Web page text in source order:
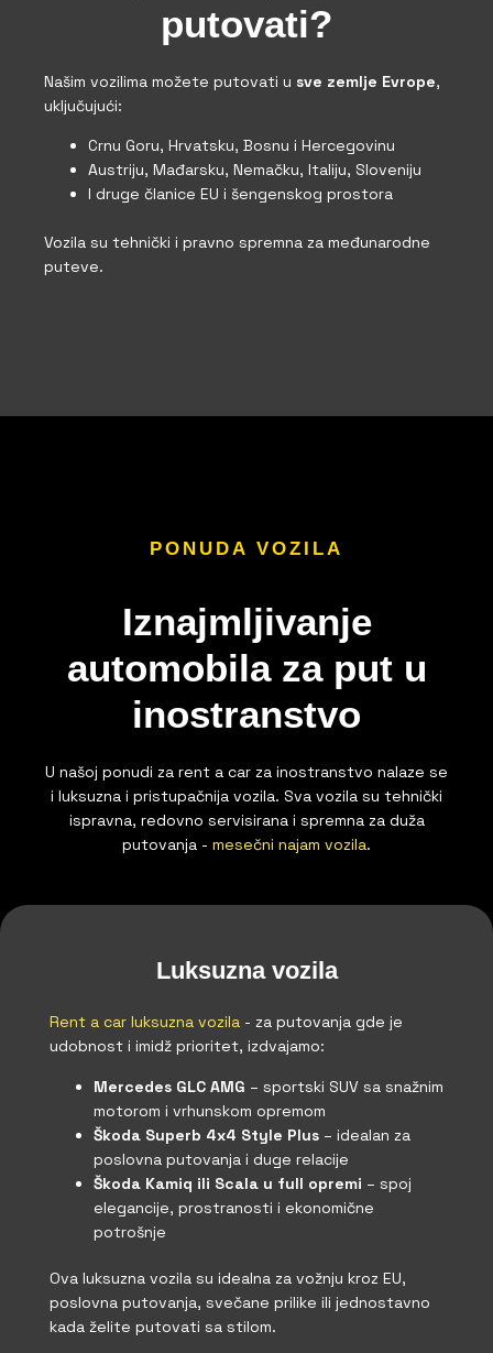
putovati?
Našim vozilima možete putovati u sve zemlje Evrope,
uključujući:
Crnu Goru, Hrvatsku, Bosnu i Hercegovinu
Austriju, Mađarsku, Nemačku, Italiju, Sloveniju
I druge članice EU i šengenskog prostora
Vozila su tehnički i pravno spremna za međunarodne
puteve.
PONUDA VOZILA
Iznajmljivanje
automobila za put u
inostranstvo
U našoj ponudi za rent a car za inostranstvo nalaze se
i luksuzna i pristupačnija vozila. Sva vozila su tehnički
ispravna, redovno servisirana i spremna za duža
putovanja - mesečni najam vozila.
Luksuzna vozila
Rent a car luksuzna vozila - za putovanja gde je
udobnost i imidž prioritet, izdvajamo:
Mercedes GLC AMG – sportski SUV sa snažnim
motorom i vrhunskom opremom
Škoda Superb 4x4 Style Plus – idealan za
poslovna putovanja i duge relacije
Škoda Kamiq ili Scala u full opremi – spoj
elegancije, prostranosti i ekonomične
potrošnje
Ova luksuzna vozila su idealna za vožnju kroz EU,
poslovna putovanja, svečane prilike ili jednostavno
kada želite putovati sa stilom.